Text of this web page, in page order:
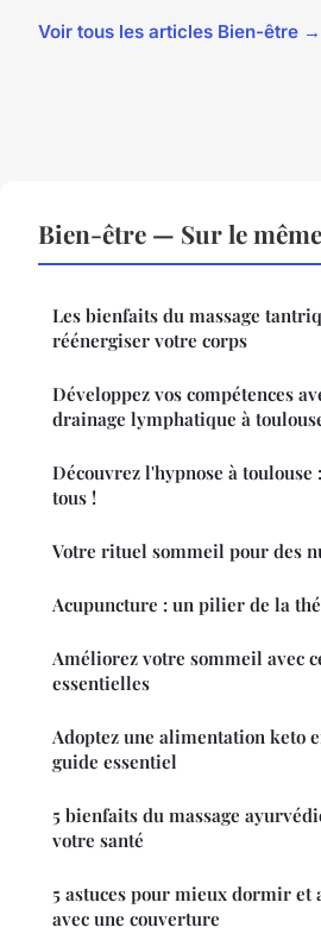
Voir tous les articles Bien-être →
Bien-être — Sur le
Les bienfaits du massage
réénergiser votre corps
Développez vos compétences
drainage lymphatique à
Découvrez l'hypnose à
tous !
Votre rituel sommeil pour des
Acupuncture : un pilier de la
Améliorez votre sommeil avec
essentielles
Adoptez une alimentation keto
guide essentiel
5 bienfaits du massage
votre santé
5 astuces pour mieux dormir et
avec une couverture